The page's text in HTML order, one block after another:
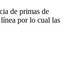
de primas de
por lo cual las